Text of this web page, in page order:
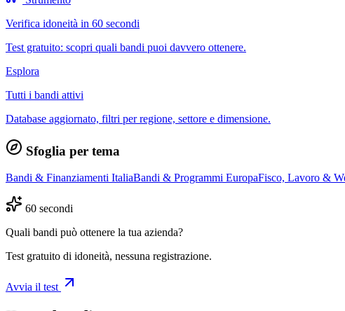
Verifica idoneità in 60 secondi
Test gratuito: scopri quali bandi puoi davvero ottenere.
Esplora
Tutti i bandi attivi
Database aggiornato, filtri per regione, settore e dimensione.
Sfoglia per tema
Bandi & Finanziamenti ItaliaBandi & Programmi EuropaFisco, Lavoro &
60 secondi
Quali bandi può ottenere la tua azienda?
Test gratuito di idoneità, nessuna registrazione.
Avvia il test